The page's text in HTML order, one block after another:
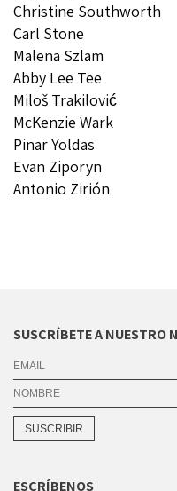
Christine Southworth
Carl Stone
Malena Szlam
Abby Lee Tee
Miloš Trakilović
McKenzie Wark
Pinar Yoldas
Evan Ziporyn
Antonio Zirión
SUSCRÍBETE A NUESTRO
ESCRÍBENOS